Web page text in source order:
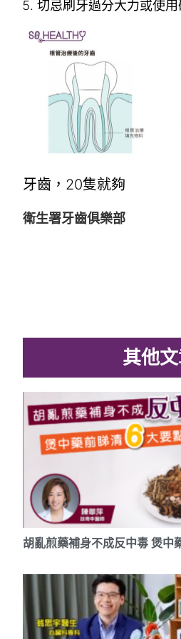
切忌刷牙過分大力或使用
牙齒，20隻就夠
衛生署牙齒俱樂部
其他
胡亂煎藥補身不成反中毒 煲中